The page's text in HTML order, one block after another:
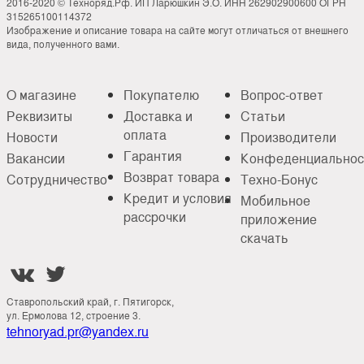
315265100114372
Изображение и описание товара на сайте могут отличаться от внешнего
вида, полученного вами.
О магазине
Реквизиты
Новости
Вакансии
Сотрудничество
Покупателю
Доставка и
оплата
Гарантия
Возврат товара
Кредит и условия
рассрочки
Вопрос-ответ
Статьи
Производители
Техно-Бонус
Мобильное
приложение
скачать
 
Ставропольский край, г. Пятигорск,
ул. Ермолова 12, строение 3.
tehnoryad.pr@yandex.ru